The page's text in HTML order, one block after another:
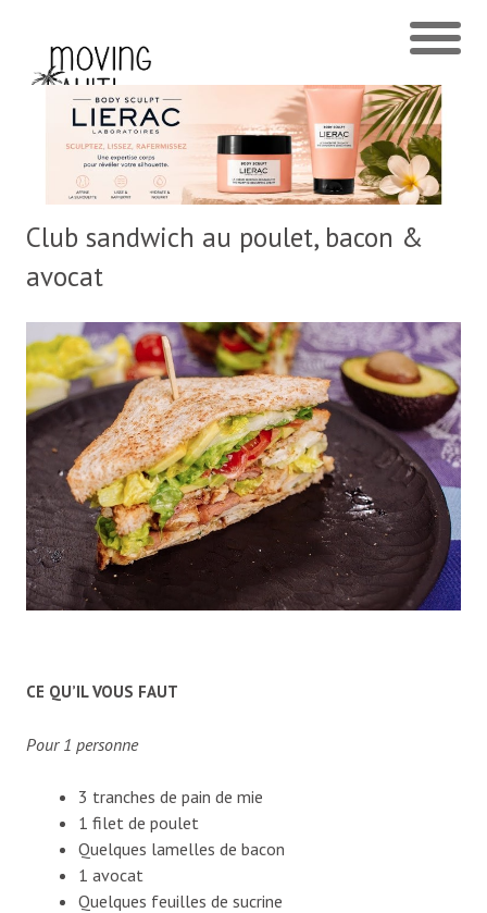
Club sandwich au poulet, bacon &
avocat
CE QU’IL VOUS FAUT
Pour 1 personne
3 tranches de pain de mie
1 filet de poulet
Quelques lamelles de bacon
1 avocat
Quelques feuilles de sucrine